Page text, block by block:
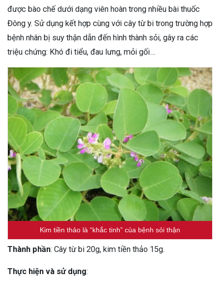
được bào chế dưới dạng viên hoàn trong nhiều bài thuốc
Đông y. Sử dụng kết hợp cùng với cây từ bi trong trường hợp
bệnh nhân bị suy thận dẫn đến hình thành sỏi, gây ra các
triệu chứng: Khó đi tiểu, đau lưng, mỏi gối…
Kim tiền thảo là “khắc tinh” của bệnh sỏi thận
Thành phần: Cây từ bi 20g, kim tiền thảo 15g.
Thực hiện và sử dụng: